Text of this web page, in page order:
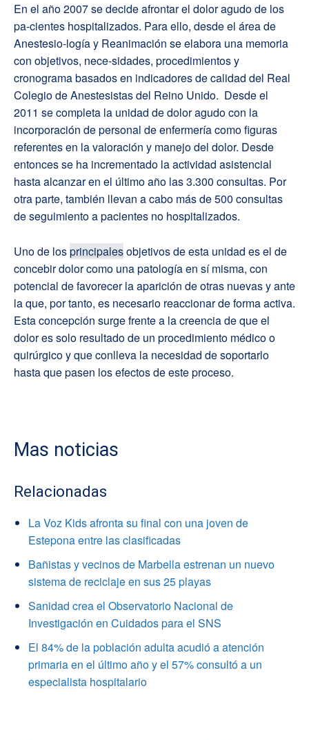
En el año 2007 se decide afrontar el dolor agudo de los
pa-cientes hospitalizados. Para ello, desde el área de
Anestesio-logía y Reanimación se elabora una memoria
con objetivos, nece-sidades, procedimientos y
cronograma basados en indicadores de calidad del Real
Colegio de Anestesistas del Reino Unido. Desde el
2011 se completa la unidad de dolor agudo con la
incorporación de personal de enfermería como figuras
referentes en la valoración y manejo del dolor. Desde
entonces se ha incrementado la actividad asistencial
hasta alcanzar en el último año las 3.300 consultas. Por
otra parte, también llevan a cabo más de 500 consultas
de seguimiento a pacientes no hospitalizados.
Uno de losprincipalesobjetivos de esta unidad es el de
concebir dolor como una patología en sí misma, con
potencial de favorecer la aparición de otras nuevas y ante
la que, por tanto, es necesario reaccionar de forma activa.
Esta concepción surge frente a la creencia de que el
dolor es solo resultado de un procedimiento médico o
quirúrgico y que conlleva la necesidad de soportarlo
hasta que pasen los efectos de este proceso.
Mas noticias
Relacionadas
La Voz Kids afronta su final con una joven de
Estepona entre las clasificadas
Bañistas y vecinos de Marbella estrenan un nuevo
sistema de reciclaje en sus 25 playas
Sanidad crea el Observatorio Nacional de
Investigación en Cuidados para el SNS
El 84% de la población adulta acudió a atención
primaria en el último año y el 57% consultó a un
especialista hospitalario